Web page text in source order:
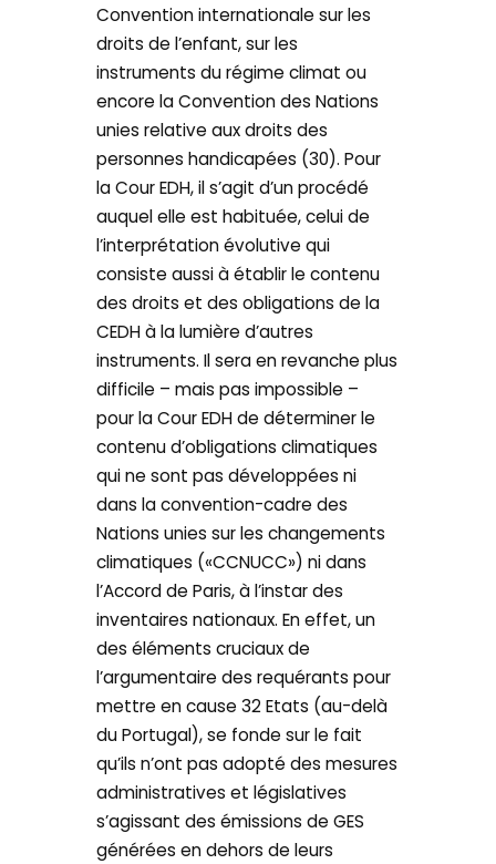
Convention internationale sur les
droits de l’enfant, sur les
instruments du régime climat ou
encore la Convention des Nations
unies relative aux droits des
personnes handicapées (30). Pour
la Cour EDH, il s’agit d’un procédé
auquel elle est habituée, celui de
l’interprétation évolutive qui
consiste aussi à établir le contenu
des droits et des obligations de la
CEDH à la lumière d’autres
instruments. Il sera en revanche plus
difficile – mais pas impossible –
pour la Cour EDH de déterminer le
contenu d’obligations climatiques
qui ne sont pas développées ni
dans la convention-cadre des
Nations unies sur les changements
climatiques («CCNUCC») ni dans
l’Accord de Paris, à l’instar des
inventaires nationaux. En effet, un
des éléments cruciaux de
l’argumentaire des requérants pour
mettre en cause 32 Etats (au-delà
du Portugal), se fonde sur le fait
qu’ils n’ont pas adopté des mesures
administratives et législatives
s’agissant des émissions de GES
générées en dehors de leurs